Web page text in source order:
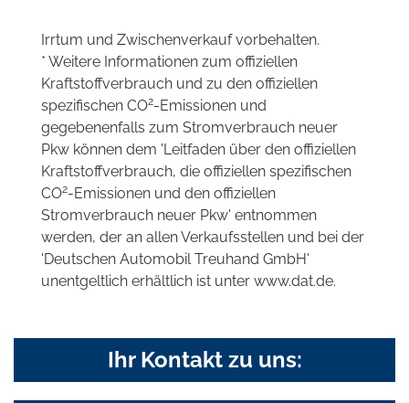
Irrtum und Zwischenverkauf vorbehalten.
* Weitere Informationen zum offiziellen
Kraftstoffverbrauch und zu den offiziellen
spezifischen CO2-Emissionen und
gegebenenfalls zum Stromverbrauch neuer
Pkw können dem 'Leitfaden über den offiziellen
Kraftstoffverbrauch, die offiziellen spezifischen
CO2-Emissionen und den offiziellen
Stromverbrauch neuer Pkw' entnommen
werden, der an allen Verkaufsstellen und bei der
'Deutschen Automobil Treuhand GmbH'
unentgeltlich erhältlich ist unter www.dat.de.
Ihr Kontakt zu uns: